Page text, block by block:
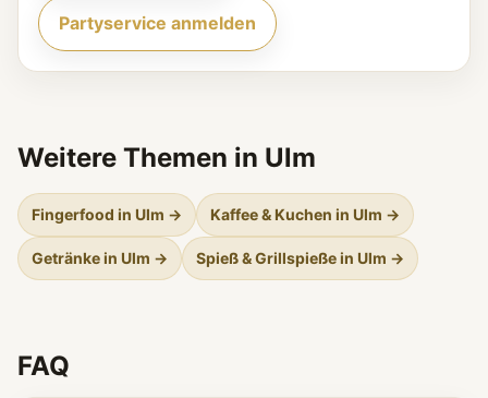
Partyservice anmelden
Weitere Themen in Ulm
Fingerfood in Ulm → Kaffee & Kuchen in Ulm →
Getränke in Ulm → Spieß & Grillspieße in Ulm →
FAQ